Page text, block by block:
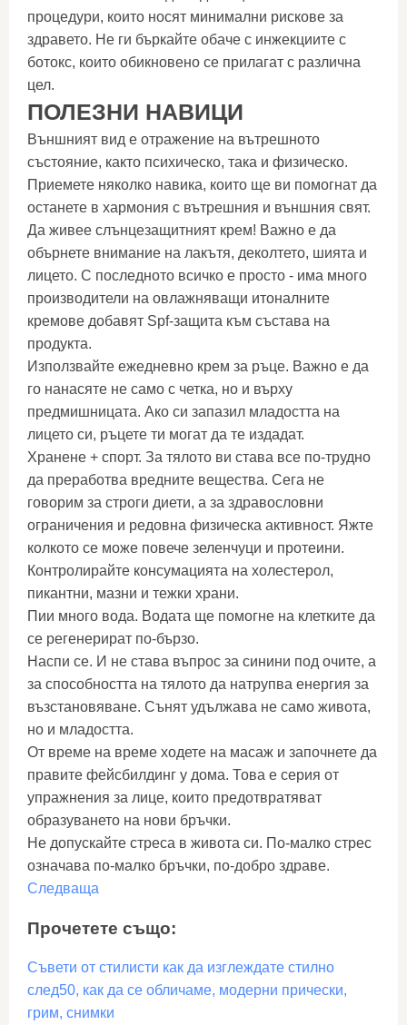
процедури, които носят минимални рискове за
здравето. Не ги бъркайте обаче с инжекциите с
ботокс, които обикновено се прилагат с различна
цел.
ПОЛЕЗНИ НАВИЦИ
Външният вид е отражение на вътрешното
състояние, както психическо, така и физическо.
Приемете няколко навика, които ще ви помогнат да
останете в хармония с вътрешния и външния свят.
Да живее слънцезащитният крем! Важно е да
обърнете внимание на лакътя, деколтето, шията и
лицето. С последното всичко е просто - има много
производители на овлажняващи итоналните
кремове добавят Spf-защита към състава на
продукта.
Използвайте ежедневно крем за ръце. Важно е да
го нанасяте не само с четка, но и върху
предмишницата. Ако си запазил младостта на
лицето си, ръцете ти могат да те издадат.
Хранене + спорт. За тялото ви става все по-трудно
да преработва вредните вещества. Сега не
говорим за строги диети, а за здравословни
ограничения и редовна физическа активност. Яжте
колкото се може повече зеленчуци и протеини.
Контролирайте консумацията на холестерол,
пикантни, мазни и тежки храни.
Пии много вода. Водата ще помогне на клетките да
се регенерират по-бързо.
Наспи се. И не става въпрос за синини под очите, а
за способността на тялото да натрупва енергия за
възстановяване. Сънят удължава не само живота,
но и младостта.
От време на време ходете на масаж и започнете да
правите фейсбилдинг у дома. Това е серия от
упражнения за лице, които предотвратяват
образуването на нови бръчки.
Не допускайте стреса в живота си. По-малко стрес
означава по-малко бръчки, по-добро здраве.
Следваща
Прочетете също:
Съвети от стилисти как да изглеждате стилно
след50, как да се обличаме, модерни прически,
грим, снимки